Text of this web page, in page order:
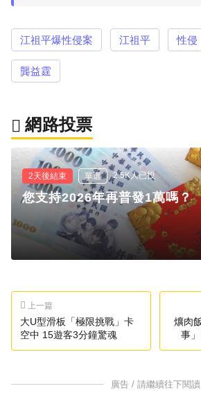
江祖平爆性侵案 江祖平 性侵
龔益霆
網路投票
2天後結束 單選 2.5K人已投
您支持2026年再普發1萬嗎？
上一篇
大U型滑板「極限挑戰」卡
空中 15遊客3分鐘驚魂
爌肉
事
廣告 / 請繼續往下閱讀